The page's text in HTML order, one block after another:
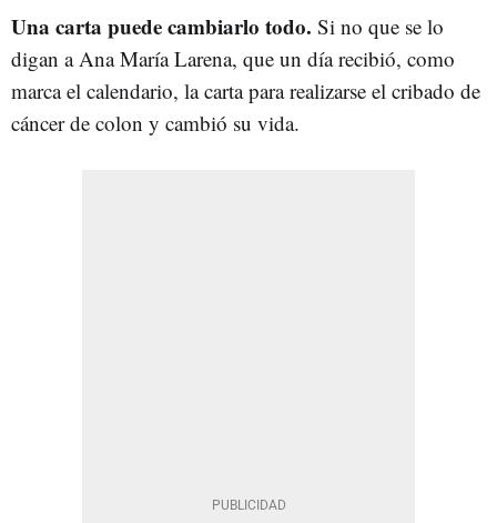
Una carta puede cambiarlo todo. Si no que se lo
digan a Ana María Larena, que un día recibió, como
marca el calendario, la carta para realizarse el cribado de
cáncer de colon y cambió su vida.